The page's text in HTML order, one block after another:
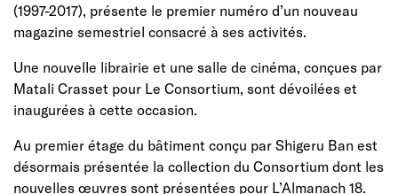
(1997-2017), présente le premier numéro d’un nouveau
magazine semestriel consacré à ses activités.
Une nouvelle librairie et une salle de cinéma, conçues par
Matali Crasset pour Le Consortium, sont dévoilées et
inaugurées à cette occasion.
Au premier étage du bâtiment conçu par Shigeru Ban est
désormais présentée la collection du Consortium dont les
nouvelles œuvres sont présentées pour L’Almanach 18.